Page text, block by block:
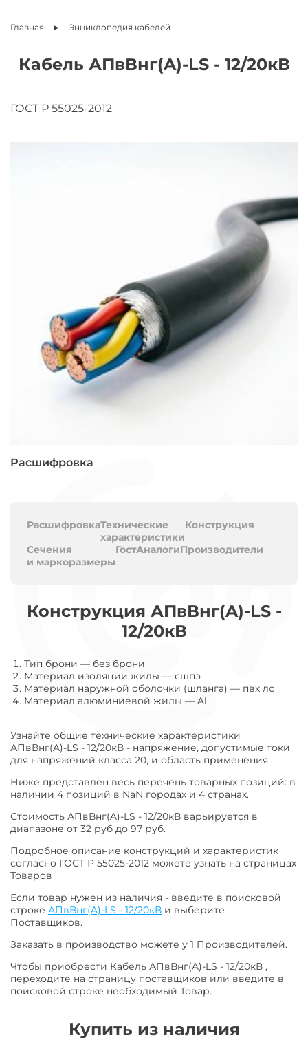
Главная Энциклопедия кабелей
Кабель АПвВнг(A)-LS - 12/20кВ
ГОСТ Р 55025-2012
Расшифровка
РасшифровкаТехнические
характеристики
Конструкция
Сечения
и маркоразмеры
ГостАналогиПроизводители
Конструкция АПвВнг(A)-LS -
12/20кВ
Тип брони — без брони
Материал изоляции жилы — сшпэ
Материал наружной оболочки (шланга) — пвх лс
Материал алюминиевой жилы — Al
Узнайте общие технические характеристики
АПвВнг(A)-LS - 12/20кВ - напряжение, допустимые токи
для напряжений класса 20, и область применения .
Ниже представлен весь перечень товарных позиций: в
наличии 4 позиций в NaN городах и 4 странах.
Стоимость АПвВнг(A)-LS - 12/20кВ варьируется в
диапазоне от 32 руб до 97 руб.
Подробное описание конструкций и характеристик
согласно ГОСТ Р 55025-2012 можете узнать на страницах
Товаров .
Если товар нужен из наличия - введите в поисковой
строке АПвВнг(A)-LS - 12/20кВ и выберите
Поставщиков.
Заказать в производство можете у 1 Производителей.
Чтобы приобрести Кабель АПвВнг(A)-LS - 12/20кВ ,
переходите на страницу поставщиков или введите в
поисковой строке необходимый Товар.
Купить из наличия